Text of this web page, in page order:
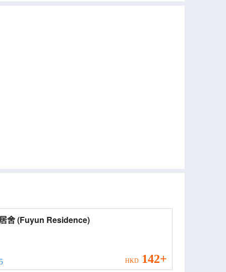
福雲居舍 (Fuyun Residence)
HKD 142+